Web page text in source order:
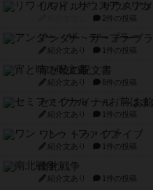
リワイルド：サウスア
2件の投稿
アンダー・ザ・テーブ
紹介文あり 1件の投稿
宵と暁の呪文書
紹介文あり 8件の投稿
セミファイナル ～お前
紹介文あり 1件の投稿
ワン・トゥ・ファイブ
紹介文あり 1件の投稿
南北戦争
紹介文あり 1件の投稿